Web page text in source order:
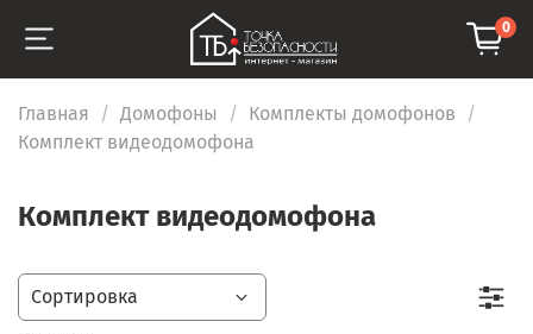
0
Главная Домофоны
Комплекты домофонов
Комплект видеодомофона
Комплект видеодомофона